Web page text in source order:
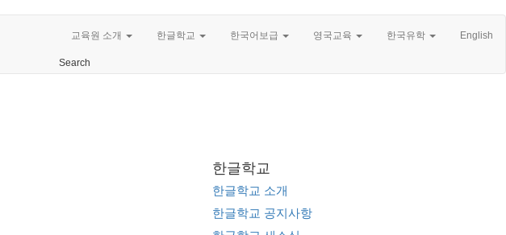
교육원 소개 한글학교 한국어보급 영국교육 한국유학 English
Search
한글학교
한글학교 소개
한글학교 공지사항